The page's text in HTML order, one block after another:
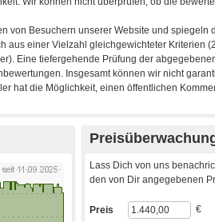
Lass Dich von uns
den von Dir angegebenen
Preis €